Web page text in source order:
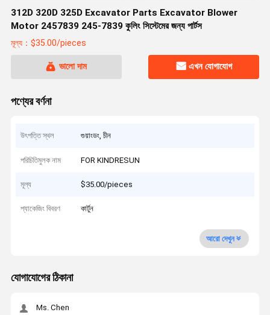
312D 320D 325D Excavator Parts Excavator Blower
Motor 2457839 245-7839 কুলিং সিস্টেমের জন্য পার্টস
মূল্য：$35.00/pieces
ভালো দাম এখন যোগাযোগ
পণ্যের বর্ণনা
উৎপত্তি স্থল গুয়াংডং, চীন
পরিচিতিমুলক নাম FOR KINDRESUN
মূল্য $35.00/pieces
প্যাকেজিং বিবরণ কার্টুন
আরো দেখুন
যোগাযোগের ঠিকানা
Ms. Chen